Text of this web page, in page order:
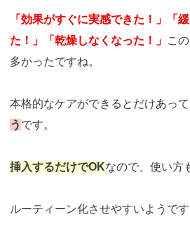
「効果がすぐに実感できた！」「
た！」「乾燥しなくなった！」 こ
多かったですね。
本格的なケアができるとだけあって
う です。
挿入するだけでOKなので、使い方
ルーティーン化させやすいようです